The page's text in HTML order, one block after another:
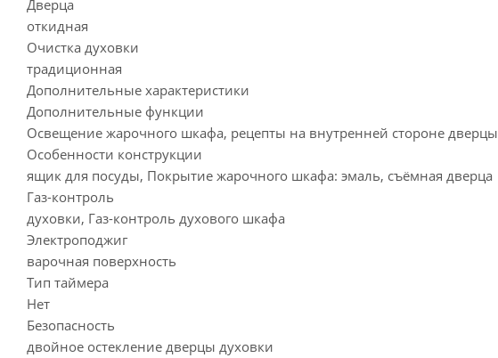
Дверца
откидная
Очистка духовки
традиционная
Дополнительные характеристики
Дополнительные функции
Освещение жарочного шкафа, рецепты на внутренней стороне дверцы
Особенности конструкции
ящик для посуды, Покрытие жарочного шкафа: эмаль, съёмная дверца
Газ-контроль
духовки, Газ-контроль духового шкафа
Электроподжиг
варочная поверхность
Тип таймера
Нет
Безопасность
двойное остекление дверцы духовки